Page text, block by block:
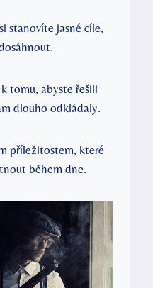
stanovíte jasné cíle,
tomu, abyste řešili
dlouho odkládaly.
příležitostem, které
během dne.